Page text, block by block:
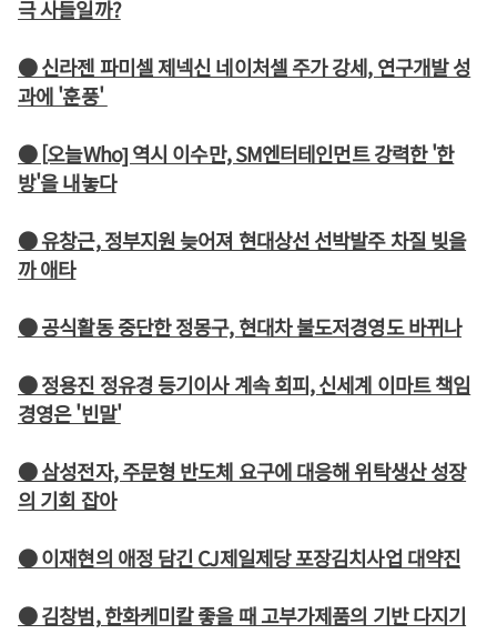
극 사들일까?
● 신라젠 파미셀 제넥신 네이처셀 주가 강세, 연구개발 성
과에 '훈풍'
● [오늘Who] 역시 이수만, SM엔터테인먼트 강력한 '한
방'을 내놓다
● 유창근, 정부지원 늦어져 현대상선 선박발주 차질 빚을
까 애타
● 공식활동 중단한 정몽구, 현대차 불도저경영도 바뀌나
● 정용진 정유경 등기이사 계속 회피, 신세계 이마트 책임
경영은 '빈말'
● 삼성전자, 주문형 반도체 요구에 대응해 위탁생산 성장
의 기회 잡아
● 이재현의 애정 담긴 CJ제일제당 포장김치사업 대약진
● 김창범, 한화케미칼 좋을 때 고부가제품의 기반 다지기